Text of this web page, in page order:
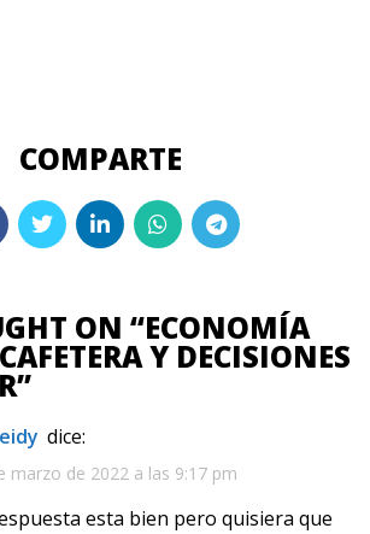
ON “ECONOMÍA
Y DECISIONES
”
dice:
marzo de 2022 a las 9:17 pm
esta bien pero quisiera que